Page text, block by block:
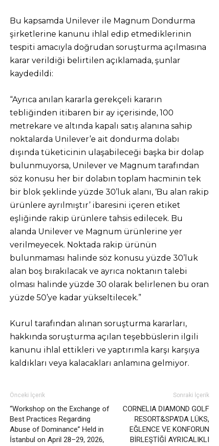
Bu kapsamda Unilever ile Magnum Dondurma
şirketlerine kanunu ihlal edip etmediklerinin
tespiti amacıyla doğrudan soruşturma açılmasına
karar verildiği belirtilen açıklamada, şunlar
kaydedildi:
“Ayrıca anılan kararla gerekçeli kararın
tebliğinden itibaren bir ay içerisinde, 100
metrekare ve altında kapalı satış alanına sahip
noktalarda Unilever’e ait dondurma dolabı
dışında tüketicinin ulaşabileceği başka bir dolap
bulunmuyorsa, Unilever ve Magnum tarafından
söz konusu her bir dolabın toplam hacminin tek
bir blok şeklinde yüzde 30’luk alanı, ‘Bu alan rakip
ürünlere ayrılmıştır’ ibaresini içeren etiket
eşliğinde rakip ürünlere tahsis edilecek. Bu
alanda Unilever ve Magnum ürünlerine yer
verilmeyecek. Noktada rakip ürünün
bulunmaması halinde söz konusu yüzde 30’luk
alan boş bırakılacak ve ayrıca noktanın talebi
olması halinde yüzde 30 olarak belirlenen bu oran
yüzde 50’ye kadar yükseltilecek.”
Kurul tarafından alınan soruşturma kararları,
hakkında soruşturma açılan teşebbüslerin ilgili
kanunu ihlal ettikleri ve yaptırımla karşı karşıya
kaldıkları veya kalacakları anlamına gelmiyor.
Önceki İçerik
“Workshop on the Exchange of
Best Practices Regarding
Abuse of Dominance” Held in
İstanbul on April 28–29, 2026,
Sonraki İçerik
CORNELIA DIAMOND GOLF
RESORT&SPA’DA LÜKS,
EĞLENCE VE KONFORUN
BİRLEŞTİĞİ AYRICALIKLI